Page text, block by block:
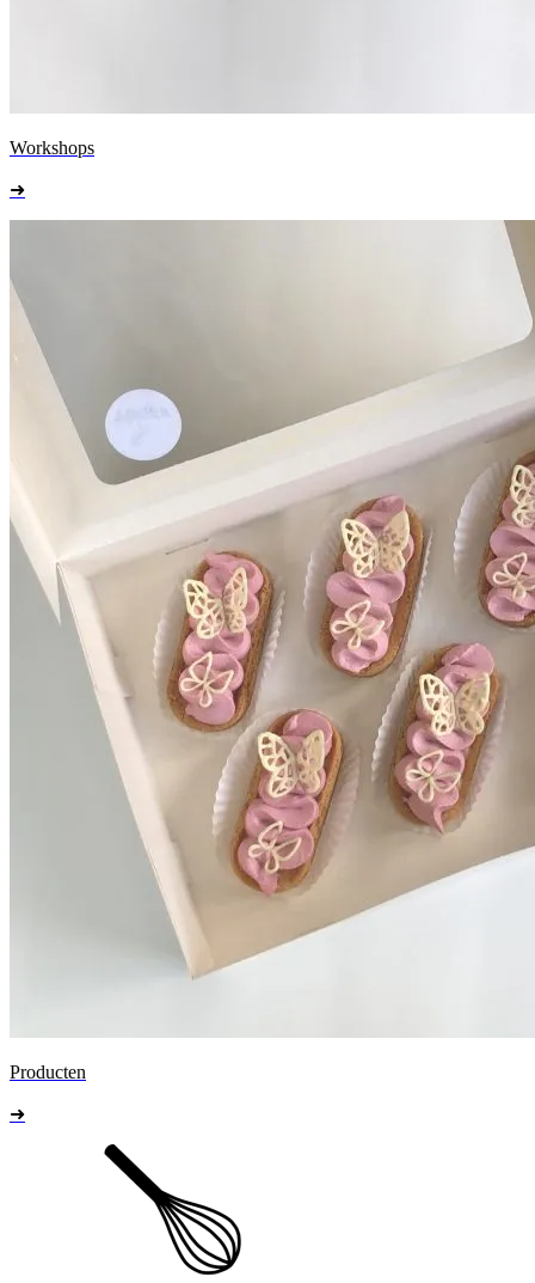
Workshops
➜
Producten
➜